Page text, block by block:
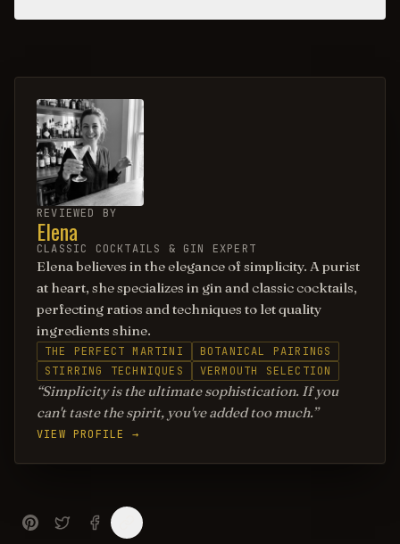
REVIEWED BY
Elena
CLASSIC COCKTAILS & GIN EXPERT
Elena believes in the elegance of simplicity. A purist
at heart, she specializes in gin and classic cocktails,
perfecting ratios and techniques to let quality
ingredients shine.
THE PERFECT MARTINI
BOTANICAL PAIRINGS
STIRRING TECHNIQUES
VERMOUTH SELECTION
Simplicity is the ultimate sophistication. If you
can't taste the spirit, you've added too much.
VIEW PROFILE →